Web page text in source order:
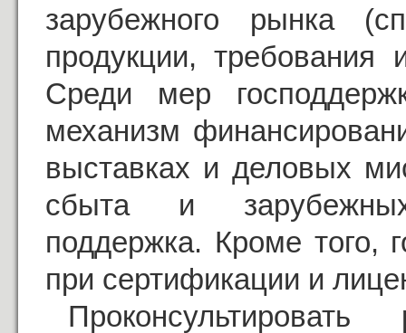
зарубежного рынка
продукции, требования
Среди мер
механизм
выставках и деловых
сбыта и зарубежных
поддержка. Кроме того,
при сертификации и